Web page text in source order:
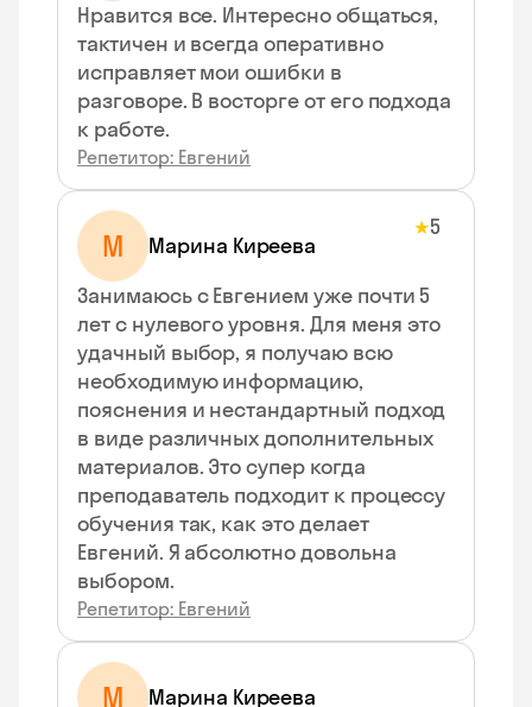
Нравится все. Интересно общаться,
тактичен и всегда оперативно
исправляет мои ошибки в
разговоре. В восторге от его подхода
к работе.
Репетитор: Евгений
М Марина Киреева
★5
Занимаюсь с Евгением уже почти 5
лет с нулевого уровня. Для меня это
удачный выбор, я получаю всю
необходимую информацию,
пояснения и нестандартный подход
в виде различных дополнительных
материалов. Это супер когда
преподаватель подходит к процессу
обучения так, как это делает
Евгений. Я абсолютно довольна
выбором.
Репетитор: Евгений
М Марина Киреева